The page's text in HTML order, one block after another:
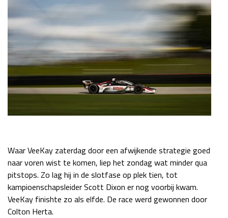
Waar VeeKay zaterdag door een afwijkende strategie goed
naar voren wist te komen, liep het zondag wat minder qua
pitstops. Zo lag hij in de slotfase op plek tien, tot
kampioenschapsleider Scott Dixon er nog voorbij kwam.
VeeKay finishte zo als elfde. De race werd gewonnen door
Colton Herta.